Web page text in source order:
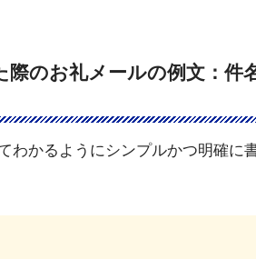
のお礼メールの例文：件
わかるようにシンプルかつ明確に